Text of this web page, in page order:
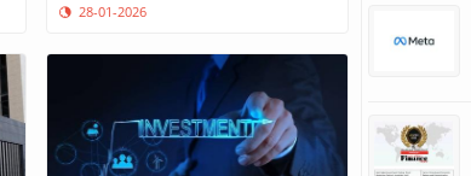
28-01-2026